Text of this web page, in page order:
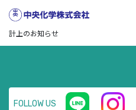
HOME／企業情報
ス／ 2021年3月期通期業績予想の
計上のお知らせ
FOLLOW US